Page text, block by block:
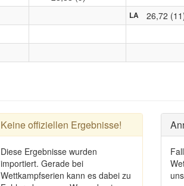
LA 26,72
Keine offiziellen Ergebnisse!
Diese Ergebnisse wurden
importiert. Gerade bei
Wettkampfserien kann es dabei zu